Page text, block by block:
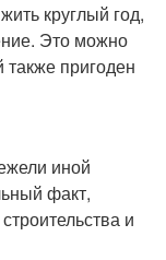
круглый год,
Это можно
также пригоден
иной
факт,
и